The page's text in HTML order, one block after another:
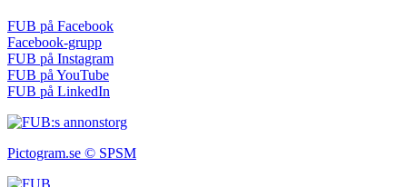
FUB på Facebook
Facebook-grupp
FUB på Instagram
FUB på YouTube
FUB på LinkedIn
Pictogram.se © SPSM